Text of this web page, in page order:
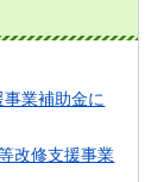
業補助金に
改修支援事業